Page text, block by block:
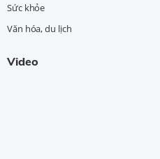
Sức khỏe
Văn hóa, du lịch
Video